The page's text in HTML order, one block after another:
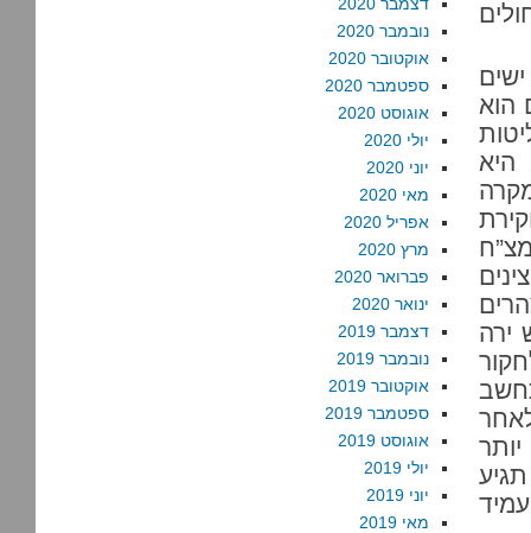
החולים
הוא
היא
ירה
נובמבר 2020
אוקטובר 2020
ספטמבר 2020
אוגוסט 2020
יולי 2020
יוני 2020
מאי 2020
אפריל 2020
מרץ 2020
פברואר 2020
ינואר 2020
דצמבר 2019
נובמבר 2019
אוקטובר 2019
ספטמבר 2019
אוגוסט 2019
יולי 2019
יוני 2019
מאי 2019